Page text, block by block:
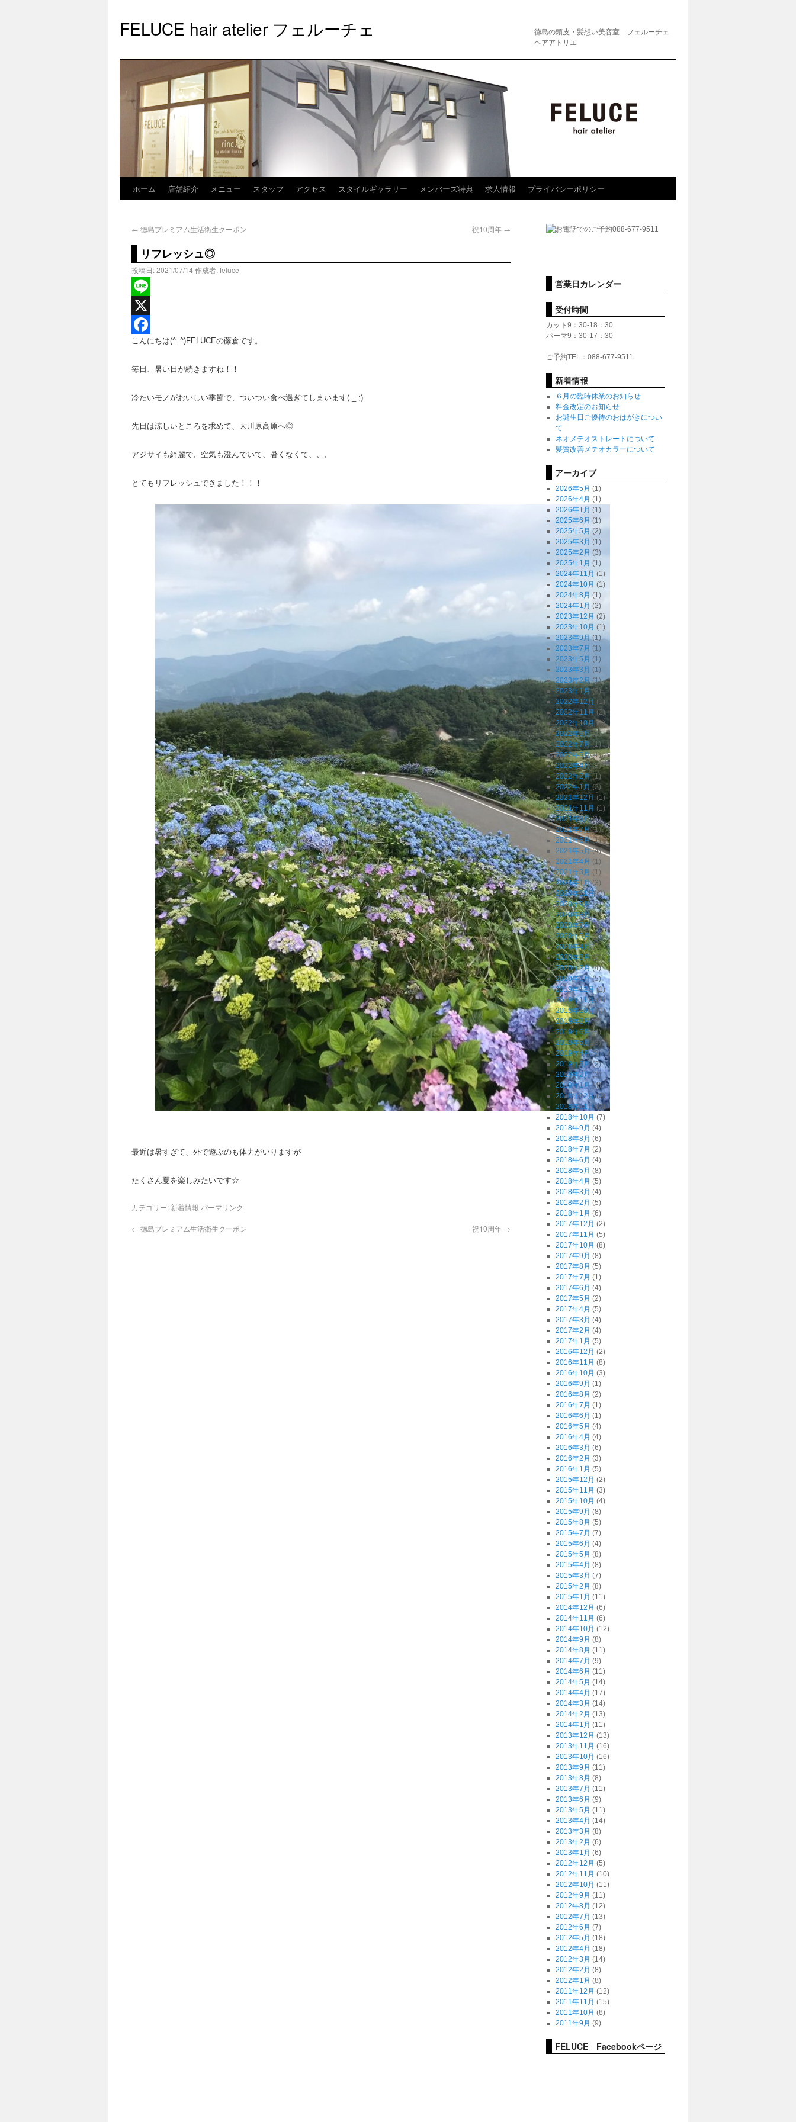
FELUCE hair atelier フェルーチェ
徳島の頭皮・髪想い美容室 フェルーチェ
ヘアアトリエ
ホーム 店舗紹介 メニュー スタッフ アクセス スタイルギャラリー メンバーズ特典 求人情報 プライバシーポリシー
← 徳島プレミアム生活衛生クーポン 祝10周年 →
リフレッシュ◎
投稿日:2021/07/14作成者:feluce
Line
X
Facebook
こんにちは(^_^)FELUCEの藤倉です。
毎日、暑い日が続きますね！！
冷たいモノがおいしい季節で、ついつい食べ過ぎてしまいます(-_-;)
先日は涼しいところを求めて、大川原高原へ◎
アジサイも綺麗で、空気も澄んでいて、暑くなくて、、、
とてもリフレッシュできました！！！
最近は暑すぎて、外で遊ぶのも体力がいりますが
たくさん夏を楽しみたいです☆
カテゴリー: 新着情報 パーマリンク
← 徳島プレミアム生活衛生クーポン 祝10周年 →
営業日カレンダー
受付時間
カット9：30-18：30
パーマ9：30-17：30
ご予約TEL：088-677-9511
新着情報
６月の臨時休業のお知らせ
料金改定のお知らせ
お誕生日ご優待のおはがきについ
て
ネオメテオストレートについて
髪質改善メテオカラーについて
アーカイブ
2026年5月 (1)
2026年4月 (1)
2026年1月 (1)
2025年6月 (1)
2025年5月 (2)
2025年3月 (1)
2025年2月 (3)
2025年1月 (1)
2024年11月 (1)
2024年10月 (1)
2024年8月 (1)
2024年1月 (2)
2023年12月 (2)
2023年10月 (1)
2023年9月(1)
2023年7月 (1)
2023年5月 (1)
2023年3月 (1)
2023年2月(1)
2023年1月 (2)
2022年12月 (1)
2022年11月 (2)
2022年10月 (1)
2022年9月(2)
2022年7月 (1)
2022年5月(1)
2022年4月(2)
2022年2月(1)
2022年1月 (2)
2021年12月 (1)
2021年11月 (1)
2021年9月(1)
2021年7月(1)
2021年6月(1)
2021年5月(4)
2021年4月 (1)
2021年3月 (1)
2021年1月(3)
2020年11月(3)
2020年9月(3)
2020年8月(3)
2020年7月(1)
2020年5月(3)
2020年4月(5)
2020年3月(2)
2020年2月(4)
2020年1月(5)
2019年12月(1)
2019年11月(1)
2019年10月(1)
2019年8月(3)
2019年6月(4)
2019年5月(3)
2019年4月(3)
2019年3月(2)
2019年2月(3)
2019年1月(4)
2018年12月(3)
2018年11月(3)
2018年10月 (7)
2018年9月 (4)
2018年8月 (6)
2018年7月 (2)
2018年6月 (4)
2018年5月 (8)
2018年4月 (5)
2018年3月 (4)
2018年2月 (5)
2018年1月 (6)
2017年12月 (2)
2017年11月 (5)
2017年10月 (8)
2017年9月 (8)
2017年8月 (5)
2017年7月 (1)
2017年6月 (4)
2017年5月 (2)
2017年4月 (5)
2017年3月 (4)
2017年2月 (4)
2017年1月 (5)
2016年12月 (2)
2016年11月 (8)
2016年10月 (3)
2016年9月 (1)
2016年8月 (2)
2016年7月 (1)
2016年6月 (1)
2016年5月 (4)
2016年4月 (4)
2016年3月 (6)
2016年2月 (3)
2016年1月 (5)
2015年12月 (2)
2015年11月 (3)
2015年10月 (4)
2015年9月 (8)
2015年8月 (5)
2015年7月 (7)
2015年6月 (4)
2015年5月 (8)
2015年4月 (8)
2015年3月 (7)
2015年2月 (8)
2015年1月 (11)
2014年12月 (6)
2014年11月 (6)
2014年10月 (12)
2014年9月 (8)
2014年8月 (11)
2014年7月 (9)
2014年6月 (11)
2014年5月 (14)
2014年4月 (17)
2014年3月 (14)
2014年2月 (13)
2014年1月 (11)
2013年12月 (13)
2013年11月 (16)
2013年10月 (16)
2013年9月 (11)
2013年8月 (8)
2013年7月 (11)
2013年6月 (9)
2013年5月 (11)
2013年4月 (14)
2013年3月 (8)
2013年2月 (6)
2013年1月 (6)
2012年12月 (5)
2012年11月 (10)
2012年10月 (11)
2012年9月 (11)
2012年8月 (12)
2012年7月 (13)
2012年6月 (7)
2012年5月 (18)
2012年4月 (18)
2012年3月 (14)
2012年2月 (8)
2012年1月 (8)
2011年12月 (12)
2011年11月 (15)
2011年10月 (8)
2011年9月 (9)
FELUCE Facebookページ